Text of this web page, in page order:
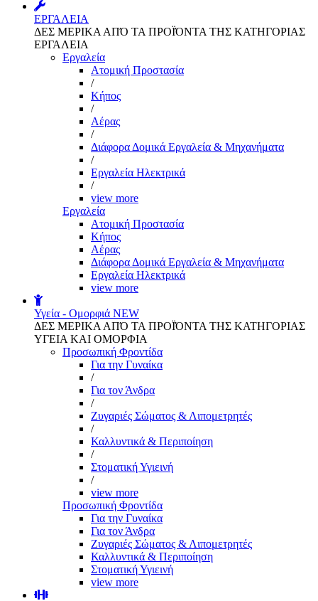
ΕΡΓΑΛΕΙΑ
ΔΕΣ ΜΕΡΙΚΑ ΑΠΌ ΤΑ ΠΡΟΪΌΝΤΑ ΤΗΣ ΚΑΤΗΓΟΡΙΑΣ
ΕΡΓΑΛΕΙΑ
Εργαλεία
Aτομική Προστασία
/
Kήπος
/
Αέρας
/
Διάφορα Δομικά Εργαλεία & Μηχανήματα
/
Εργαλεία Ηλεκτρικά
/
view more
Εργαλεία
Aτομική Προστασία
Kήπος
Αέρας
Διάφορα Δομικά Εργαλεία & Μηχανήματα
Εργαλεία Ηλεκτρικά
view more
Υγεία - Ομορφιά NEW
ΔΕΣ ΜΕΡΙΚΑ ΑΠΌ ΤΑ ΠΡΟΪΌΝΤΑ ΤΗΣ ΚΑΤΗΓΟΡΙΑΣ
ΥΓΕΙΑ ΚΑΙ ΟΜΟΡΦΙΑ
Προσωπική Φροντίδα
Για την Γυναίκα
/
Για τον Άνδρα
/
Ζυγαριές Σώματος & Λιπομετρητές
/
Καλλυντικά & Περιποίηση
/
Στοματική Υγιεινή
/
view more
Προσωπική Φροντίδα
Για την Γυναίκα
Για τον Άνδρα
Ζυγαριές Σώματος & Λιπομετρητές
Καλλυντικά & Περιποίηση
Στοματική Υγιεινή
view more